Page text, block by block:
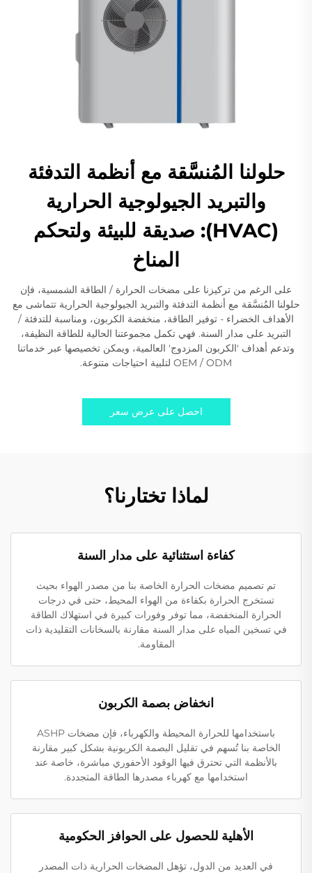
حلولنا المُنسَّقة مع أنظمة التدفئة
والتبريد الجيولوجية الحرارية
(HVAC): صديقة للبيئة ولتحكم
المناخ
على الرغم من تركيزنا على مضخات الحرارة / الطاقة الشمسية، فإن
حلولنا المُنسَّقة مع أنظمة التدفئة والتبريد الجيولوجية الحرارية تتماشى مع
الأهداف الخضراء - توفير الطاقة، منخفضة الكربون، ومناسبة للتدفئة /
التبريد على مدار السنة. فهي تكمل مجموعتنا الحالية للطاقة النظيفة،
وتدعم أهداف 'الكربون المزدوج' العالمية، ويمكن تخصيصها عبر خدماتنا
OEM / ODM لتلبية احتياجات متنوعة.
احصل على عرض سعر
لماذا تختارنا؟
كفاءة استثنائية على مدار السنة
تم تصميم مضخات الحرارة الخاصة بنا من مصدر الهواء بحيث
تستخرج الحرارة بكفاءة من الهواء المحيط، حتى في درجات
الحرارة المنخفضة، مما توفر وفورات كبيرة في استهلاك الطاقة
في تسخين المياه على مدار السنة مقارنة بالسخانات التقليدية ذات
المقاومة.
انخفاض بصمة الكربون
باستخدامها للحرارة المحيطة والكهرباء، فإن مضخات ASHP
الخاصة بنا تُسهم في تقليل البصمة الكربونية بشكل كبير مقارنة
بالأنظمة التي تحترق فيها الوقود الأحفوري مباشرة، خاصة عند
استخدامها مع كهرباء مصدرها الطاقة المتجددة.
الأهلية للحصول على الحوافز الحكومية
في العديد من الدول، تؤهل المضخات الحرارية ذات المصدر